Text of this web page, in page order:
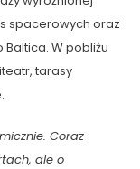
spacerowych oraz
W pobliżu
tarasy
Coraz
ale o